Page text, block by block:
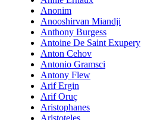
Anonim
Anooshirvan Miandji
Anthony Burgess
Antoine De Saint Exupery
Anton Cehov
Antonio Gramsci
Antony Flew
Arif Ergin
Arif Oruç
Aristophanes
Aristoteles